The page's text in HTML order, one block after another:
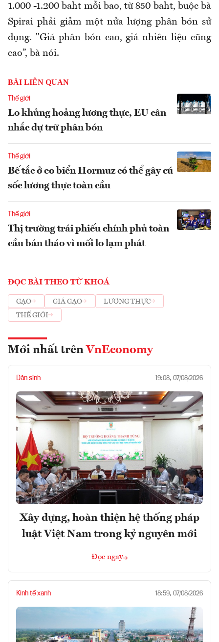
1.000 -1.200 baht mỗi bao, từ 850 baht, buộc bà
Spirai phải giảm một nửa lượng phân bón sử
dụng. "Giá phân bón cao, giá nhiên liệu cũng
cao”, bà nói.
BÀI LIÊN QUAN
Thế giới
Lo khủng hoảng lương thực, EU cân
nhắc dự trữ phân bón
Thế giới
Bế tắc ở eo biển Hormuz có thể gây cú
sốc lương thực toàn cầu
Thế giới
Thị trường trái phiếu chính phủ toàn
cầu bán tháo vì mối lo lạm phát
ĐỌC BÀI THEO TỪ KHOÁ
GẠO GIÁ GẠO
LƯƠNG THỰC
THẾ GIỚI
Mới nhất trên VnEconomy
Dân sinh 19:08, 07/08/2026
Xây dựng, hoàn thiện hệ thống pháp
luật Việt Nam trong kỷ nguyên mới
Đọc ngay
Kinh tế xanh 18:59, 07/08/2026